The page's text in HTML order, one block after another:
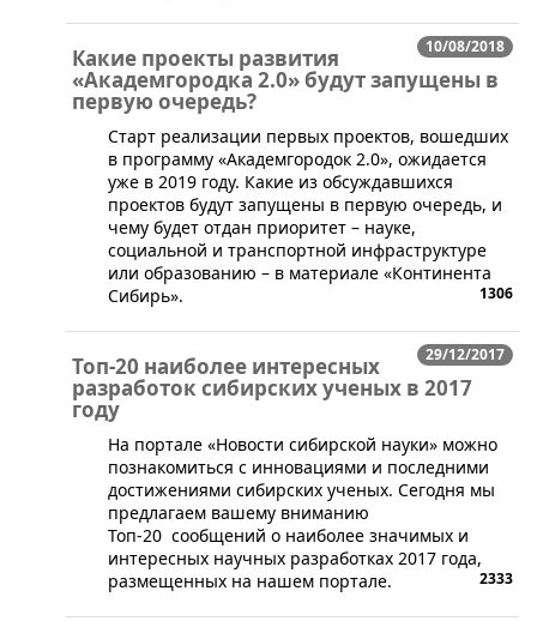
10/08/2018
Какие проекты развития
«Академгородка 2.0» будут запущены в
первую очередь?
​Старт реализации первых проектов, вошедших
в программу «Академгородок 2.0», ожидается
уже в 2019 году. Какие из обсуждавшихся
проектов будут запущены в первую очередь, и
чему будет отдан приоритет – науке,
социальной и транспортной инфраструктуре
или образованию – в материале «Континента
Сибирь».
1306
29/12/2017
Топ-20 наиболее интересных
разработок сибирских ученых в 2017
году
На портале «Новости сибирской науки» можно
познакомиться с инновациями и последними
достижениями сибирских ученых. Сегодня мы
предлагаем вашему вниманию
Топ-20 сообщений о наиболее значимых и
интересных научных разработках 2017 года,
размещенных на нашем портале.
2333